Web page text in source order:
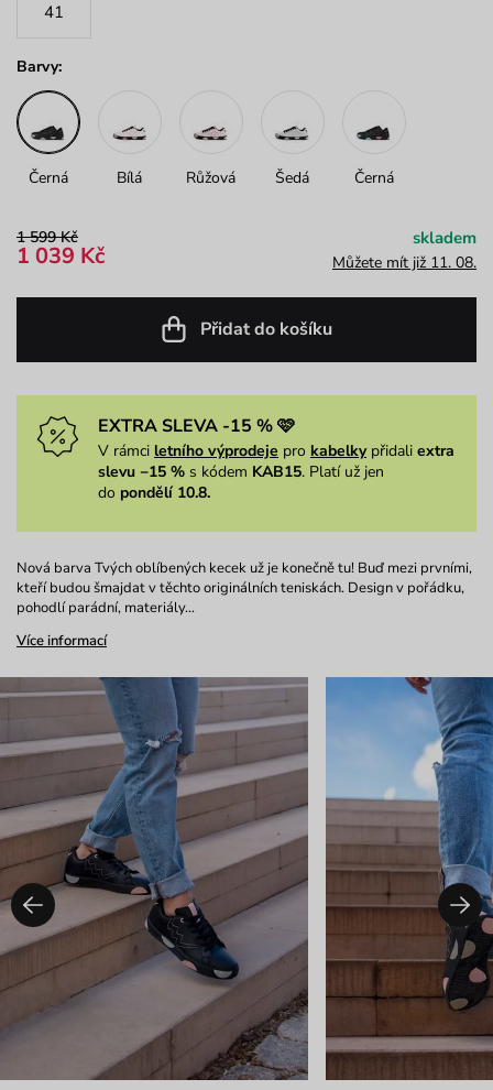
41
Barvy:
Černá Bílá Růžová Šedá Černá
1 599 Kč
1 039 Kč
skladem
Můžete mít již 11. 08.
Přidat do košíku
EXTRA SLEVA -15 % 🩷
V rámci letního výprodeje pro kabelkypřidali extra
slevu −15 % s kódem KAB15. Platí už jen
do pondělí 10.8.
Nová barva Tvých oblíbených kecek už je konečně tu! Buď mezi prvními,
kteří budou šmajdat v těchto originálních teniskách. Design v pořádku,
pohodlí parádní, materiály…
Více informací